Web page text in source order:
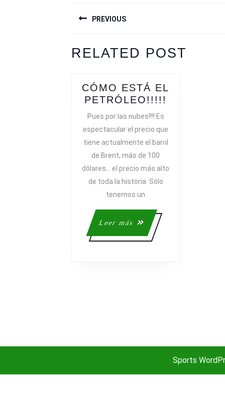
DE
ENTRADAS
PREVIOUS
post:
RELATED POST
CÓMO ESTÁ EL
PETRÓLEO!!!!!
Pues por las nubes!!!! Es
espectacular el precio que
tiene actualmente el barril
de Brent, más de 100
dólares… el precio más alto
de toda la historia. Sólo
tenemos un
Leer más
Leer
más
Sports